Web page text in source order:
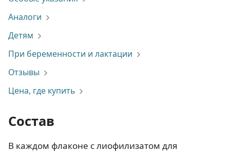
Аналоги
Детям
При беременности и лактации
Отзывы
Цена, где купить
Состав
В каждом флаконе с лиофилизатом для